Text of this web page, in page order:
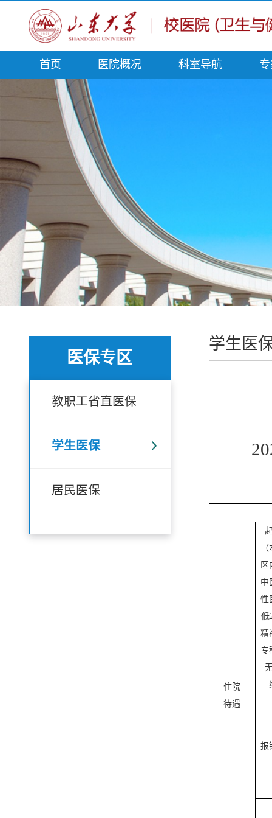
首页 医院概况 科室导航
医保专区
教职工省直医保
学生医保
居民医保
学生医
住院
待遇
区
中
性
低
精
专
报